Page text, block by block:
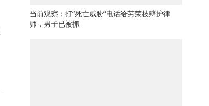
当前观察：打“死亡威胁”电话给劳荣枝辩护律
师，男子已被抓